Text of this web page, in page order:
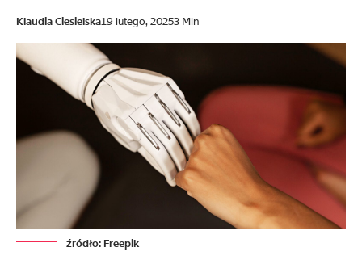
Klaudia Ciesielska19 lutego, 20253 Min
źródło: Freepik